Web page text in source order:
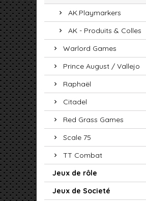
AK.Playmarkers
AK - Produits & Colles
Warlord Games
Prince August / Vallejo
Raphaël
Citadel
Red Grass Games
Scale 75
TT Combat
Jeux de rôle
Jeux de Societé